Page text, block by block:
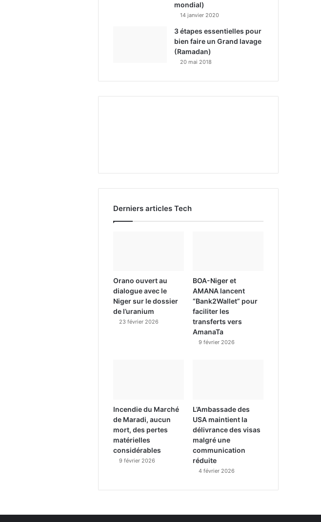
mondial)
14 janvier 2020
3 étapes essentielles pour
bien faire un Grand lavage
(Ramadan)
20 mai 2018
Derniers articles Tech
Orano ouvert au
dialogue avec le
Niger sur le dossier
de l’uranium
23 février 2026
BOA-Niger et
AMANA lancent
“Bank2Wallet” pour
faciliter les
transferts vers
AmanaTa
9 février 2026
Incendie du Marché
de Maradi, aucun
mort, des pertes
matérielles
considérables
9 février 2026
L’Ambassade des
USA maintient la
délivrance des visas
malgré une
communication
réduite
4 février 2026